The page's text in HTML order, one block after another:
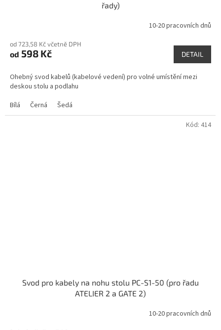
řady)
10-20 pracovních dnů
od 723,58 Kč včetně DPH
od 598 Kč DETAIL
Ohebný svod kabelů (kabelové vedení) pro volné umístění mezi
deskou stolu a podlahu
Bílá
Černá Šedá
Svod pro kabely na nohu stolu PC-S1-50 (pro řadu
ATELIER 2 a GATE 2)
10-20 pracovních dnů
Kód: 414